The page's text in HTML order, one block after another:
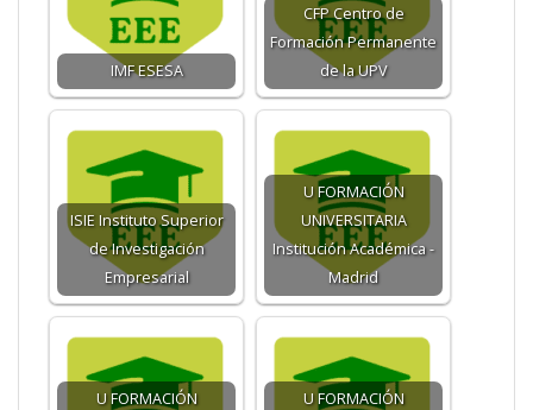
IMF ESESA
CFP Centro de
Formación Permanente
de la UPV
ISIE Instituto Superior
de Investigación
Empresarial
U FORMACIÓN
UNIVERSITARIA
Institución Académica -
Madrid
U FORMACIÓN
U FORMACIÓN